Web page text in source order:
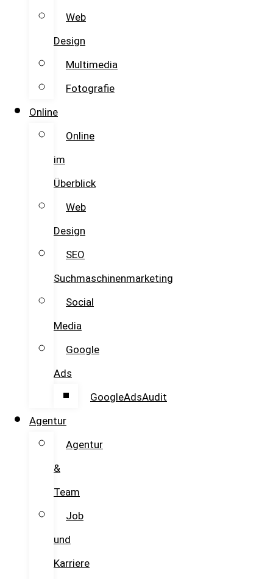
Web
Design
Multimedia
Fotografie
Online
Online
im
Überblick
Web
Design
SEO
Suchmaschinenmarketing
Social
Media
Google
Ads
GoogleAdsAudit
Agentur
Agentur
&
Team
Job
und
Karriere